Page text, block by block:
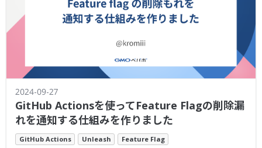
2024-09-27
GitHub Actionsを使ってFeature Flagの削除漏
れを通知する仕組みを作りました
GitHub Actions Unleash Feature Flag